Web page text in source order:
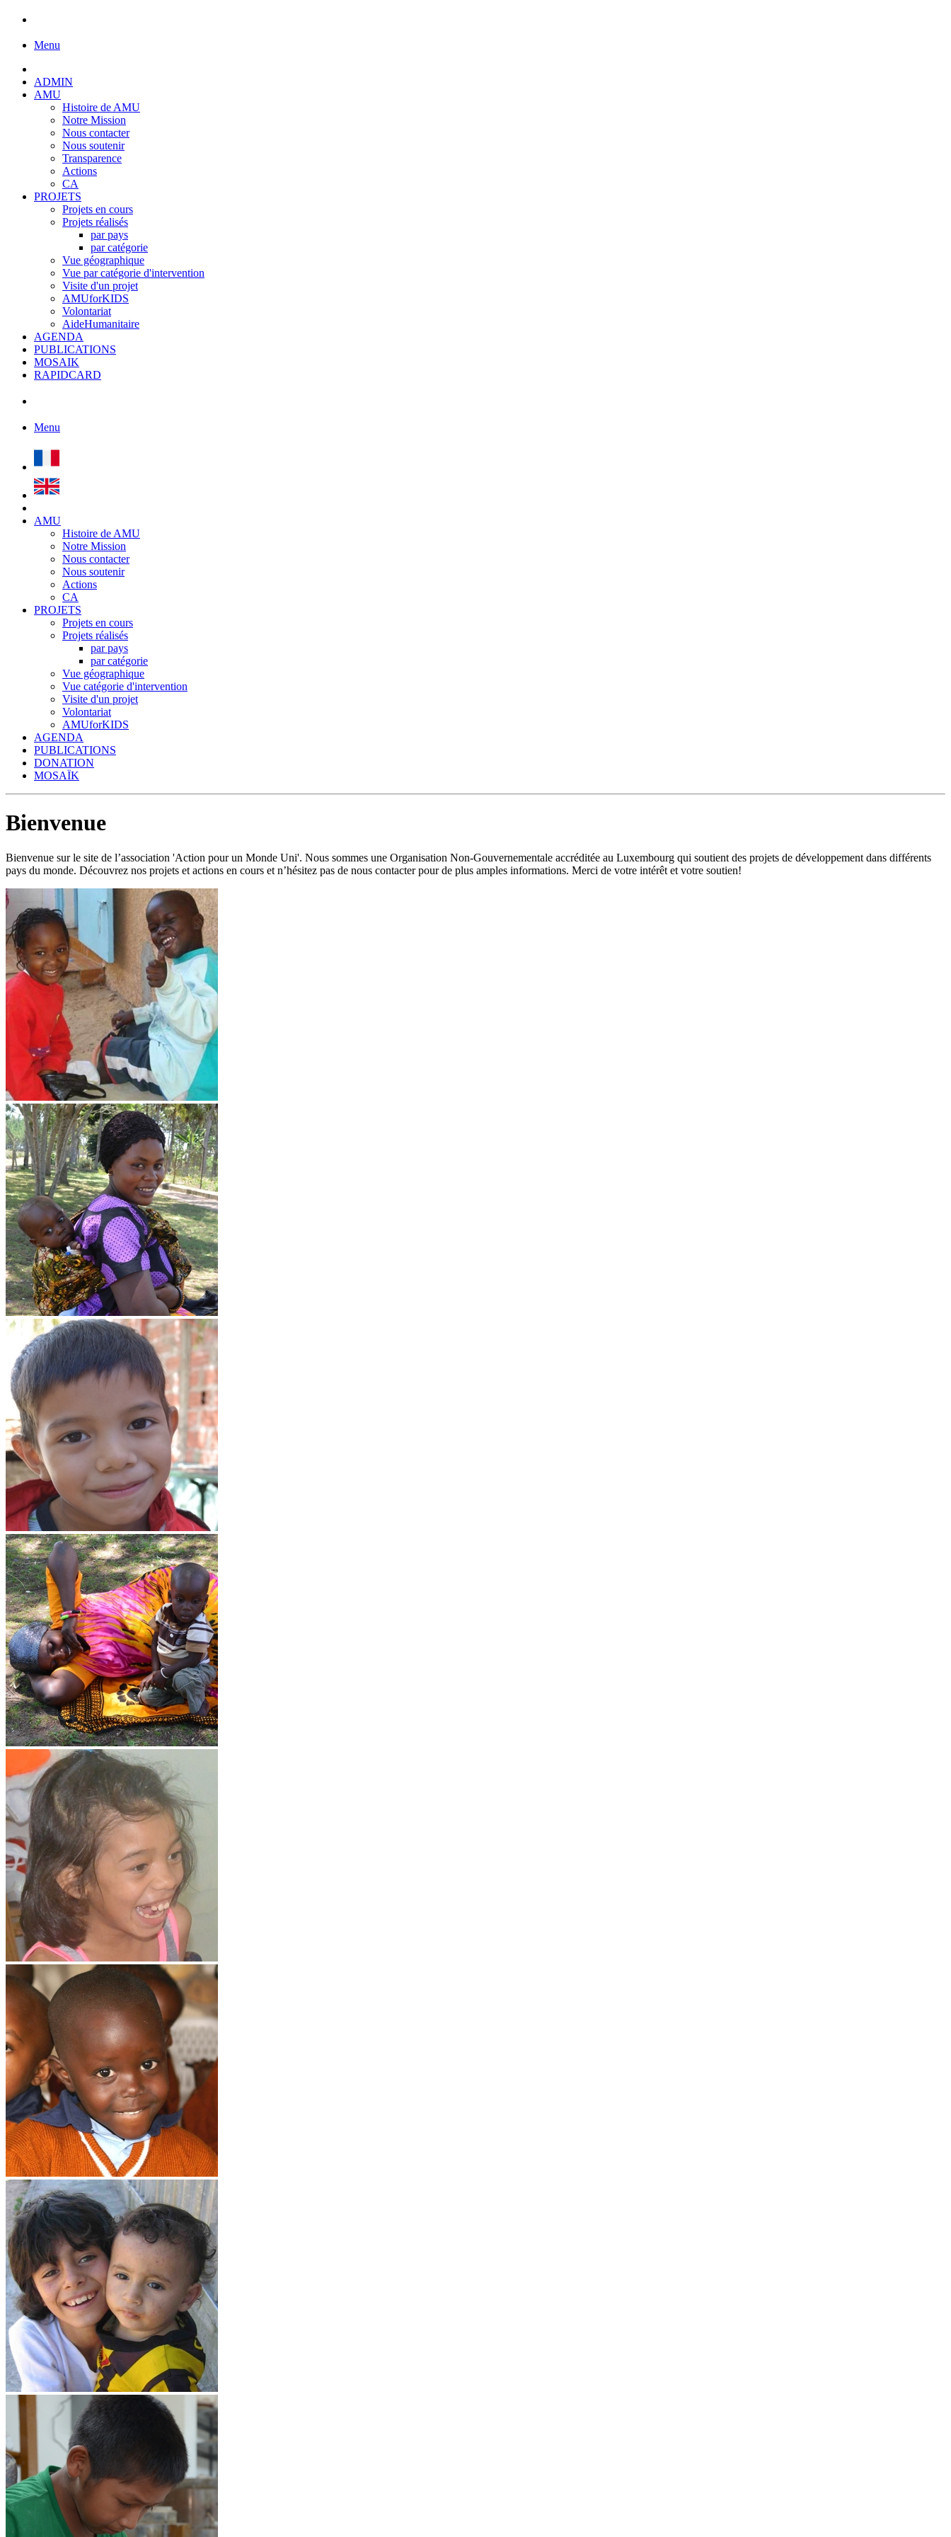
Menu
ADMIN
AMU
Histoire de AMU
Notre Mission
Nous contacter
Nous soutenir
Transparence
Actions
CA
PROJETS
Projets en cours
Projets réalisés
par pays
par catégorie
Vue géographique
Vue par catégorie d'intervention
Visite d'un projet
AMUforKIDS
Volontariat
AideHumanitaire
AGENDA
PUBLICATIONS
MOSAIK
RAPIDCARD
Menu
AMU
Histoire de AMU
Notre Mission
Nous contacter
Nous soutenir
Actions
CA
PROJETS
Projets en cours
Projets réalisés
par pays
par catégorie
Vue géographique
Vue catégorie d'intervention
Visite d'un projet
Volontariat
AMUforKIDS
AGENDA
PUBLICATIONS
DONATION
MOSAÏK
Bienvenue
Bienvenue sur le site de l’association 'Action pour un Monde Uni'. Nous sommes une Organisation Non-Gouvernementale accréditée au Luxembourg qui soutient des projets de développement dans différents
pays du monde. Découvrez nos projets et actions en cours et n’hésitez pas de nous contacter pour de plus amples informations. Merci de votre intérêt et votre soutien!